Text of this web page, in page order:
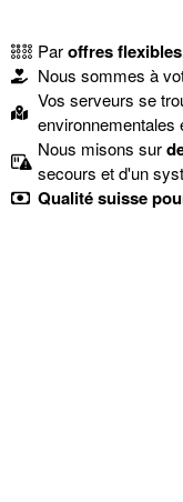
Paroffres
Nous sommes à
Vos serveurs se
environnementales
Nous misons sur
secours et d'un
Qualité suisse